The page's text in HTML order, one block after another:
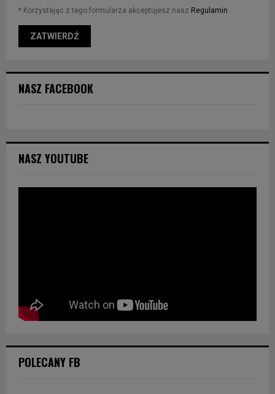
* Korzystając z tego formularza akceptujesz nasz Regulamin
NASZ FACEBOOK
NASZ YOUTUBE
POLECANY FB